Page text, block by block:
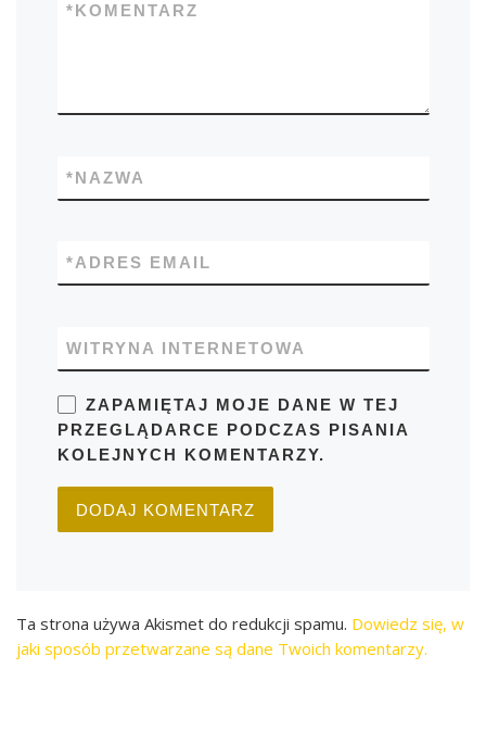
KOMENTARZ
*
NAZWA
*
ADRES EMAIL
*
WITRYNA INTERNETOWA
ZAPAMIĘTAJ MOJE DANE W TEJ
PRZEGLĄDARCE PODCZAS PISANIA
KOLEJNYCH KOMENTARZY.
Ta strona używa Akismet do redukcji spamu. Dowiedz się, w
jaki sposób przetwarzane są dane Twoich komentarzy.